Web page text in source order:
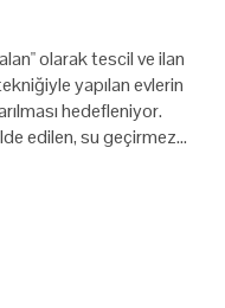
olarak tescil ve ilan
yapılan evlerin
hedefleniyor.
edilen, su geçirmez…